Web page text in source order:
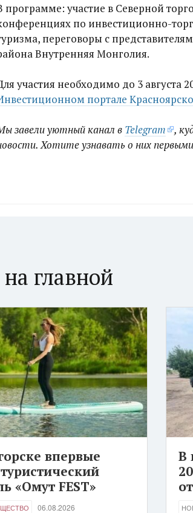
программе: участие в Северной
по инвестиционно-
переговоры с
Внутренняя Монголия.
участия необходимо до 3 августа
портале
завели уютный канал в Telegram
,
Хотите узнавать о них
главной
впервые
«Омут FEST»
06.08.2026
В